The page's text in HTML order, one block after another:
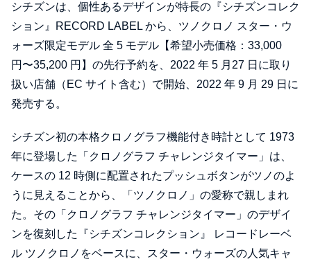
シチズンは、個性あるデザインが特⻑の『シチズンコレク
ション』RECORD LABEL から、ツノクロノ スター・ウ
ォーズ限定モデル 全 5 モデル【希望小売価格：33,000
円〜35,200 円 】の先行予約を、2022 年 5 月 27 日に取り
扱い店舗（EC サイト含む）で開始、2022 年 9 月 29 日に
発売する。
シチズン初の本格クロノグラフ機能付き時計として 1973
年に登場した「クロノグラフ チャレンジタイマー」は、
ケースの 12 時側に配置されたプッシュボタンがツノのよ
うに見えることから、「ツノクロノ」の愛称で親しまれ
た。その「クロノグラフ チャレンジタイマー」のデザイ
ンを復刻した『シチズンコレクション』 レコードレーベ
ル ツノクロノをベースに、スター・ウォーズの人気キャ